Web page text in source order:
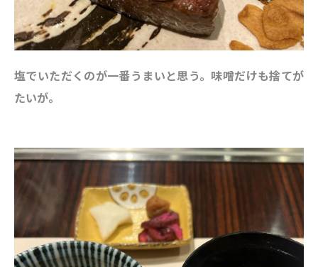
塩でいただくのが一番うまいと思う。味噌だけも捨てが
たいが。